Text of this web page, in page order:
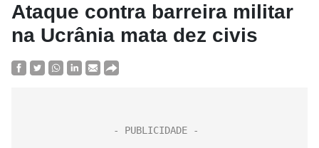
Ataque contra barreira militar
na Ucrânia mata dez civis